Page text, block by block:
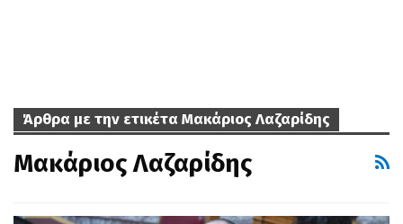
Άρθρα με την ετικέτα Μακάριος Λαζαρίδης
Μακάριος Λαζαρίδης